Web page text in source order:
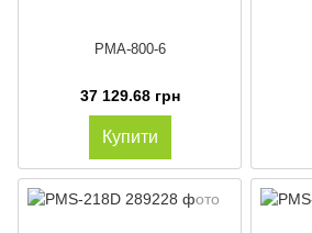
PMA-800-6
37 129.68 грн
Купити